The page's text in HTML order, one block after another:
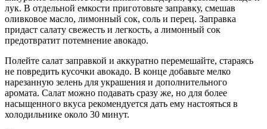
лук. В отдельной емкости приготовьте заправку, смешав
оливковое масло, лимонный сок, соль и перец. Заправка
придаст салату свежесть и легкость, а лимонный сок
предотвратит потемнение авокадо.
Полейте салат заправкой и аккуратно перемешайте, стараясь
не повредить кусочки авокадо. В конце добавьте мелко
нарезанную зелень для украшения и дополнительного
аромата. Салат можно подавать сразу же, но для более
насыщенного вкуса рекомендуется дать ему настояться в
холодильнике около 30 минут.